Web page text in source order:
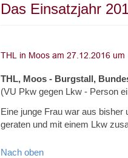
Das Einsatzjahr
THL, Moos - Burgstall,
(VU Pkw gegen Lkw - Person
Eine junge Frau war aus bisher
geraten und mit einem Lkw
Nach oben